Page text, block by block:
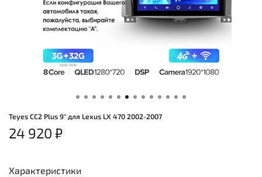
Teyes CC2 Plus 9" для Lexus LX 470 2002-2007
24 920 ₽
Характеристики